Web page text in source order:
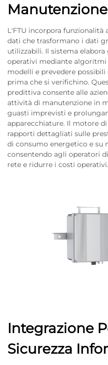
L'FTU incorpora funzionalità
dati che trasformano i dati
utilizzabili. Il sistema
operativi mediante
modelli e prevedere
prima che si verifichino.
predittiva consente alle
attività di manutenzione in
guasti imprevisti e
apparecchiature. Il motore
rapporti dettagliati sulle
di consumo energetico e su
consentendo agli operatori
rete e ridurre i costi operativi.
Integrazione
Sicurezza